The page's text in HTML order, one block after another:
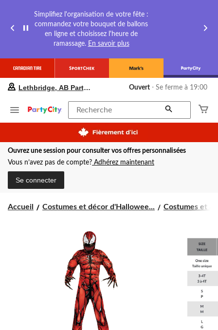
Simplifiez l'organisation de votre fête :
commandez votre bouquet de ballons
en ligne et choisissez l'heure de
ramassage. En savoir plus
préféré
Lethbridge,
Party
City,
courament
Ouvert,
cliquer
Lethbridge, AB Party City Ouvert ⋅ Se ferme à 19:00
Recherche
Ouvrez une session pour consulter vos offres personnalisées
Vous n’avez pas de compte? Adhérez maintenant
Se connecter
Accueil Costumes et décor d'Hallowee... Costumes et